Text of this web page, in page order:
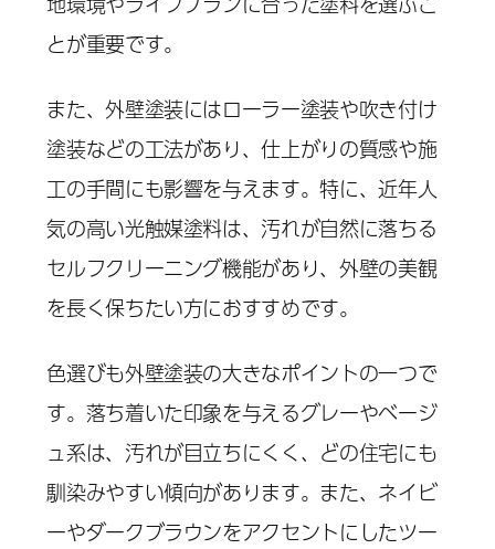
とが重要です。
また、外壁塗装にはローラー塗装や吹き付け
塗装などの工法があり、仕上がりの質感や施
工の手間にも影響を与えます。特に、近年人
気の高い光触媒塗料は、汚れが自然に落ちる
セルフクリーニング機能があり、外壁の美観
を長く保ちたい方におすすめです。
色選びも外壁塗装の大きなポイントの一つで
す。落ち着いた印象を与えるグレーやベージ
ュ系は、汚れが目立ちにくく、どの住宅にも
馴染みやすい傾向があります。また、ネイビ
ーやダークブラウンをアクセントにしたツー